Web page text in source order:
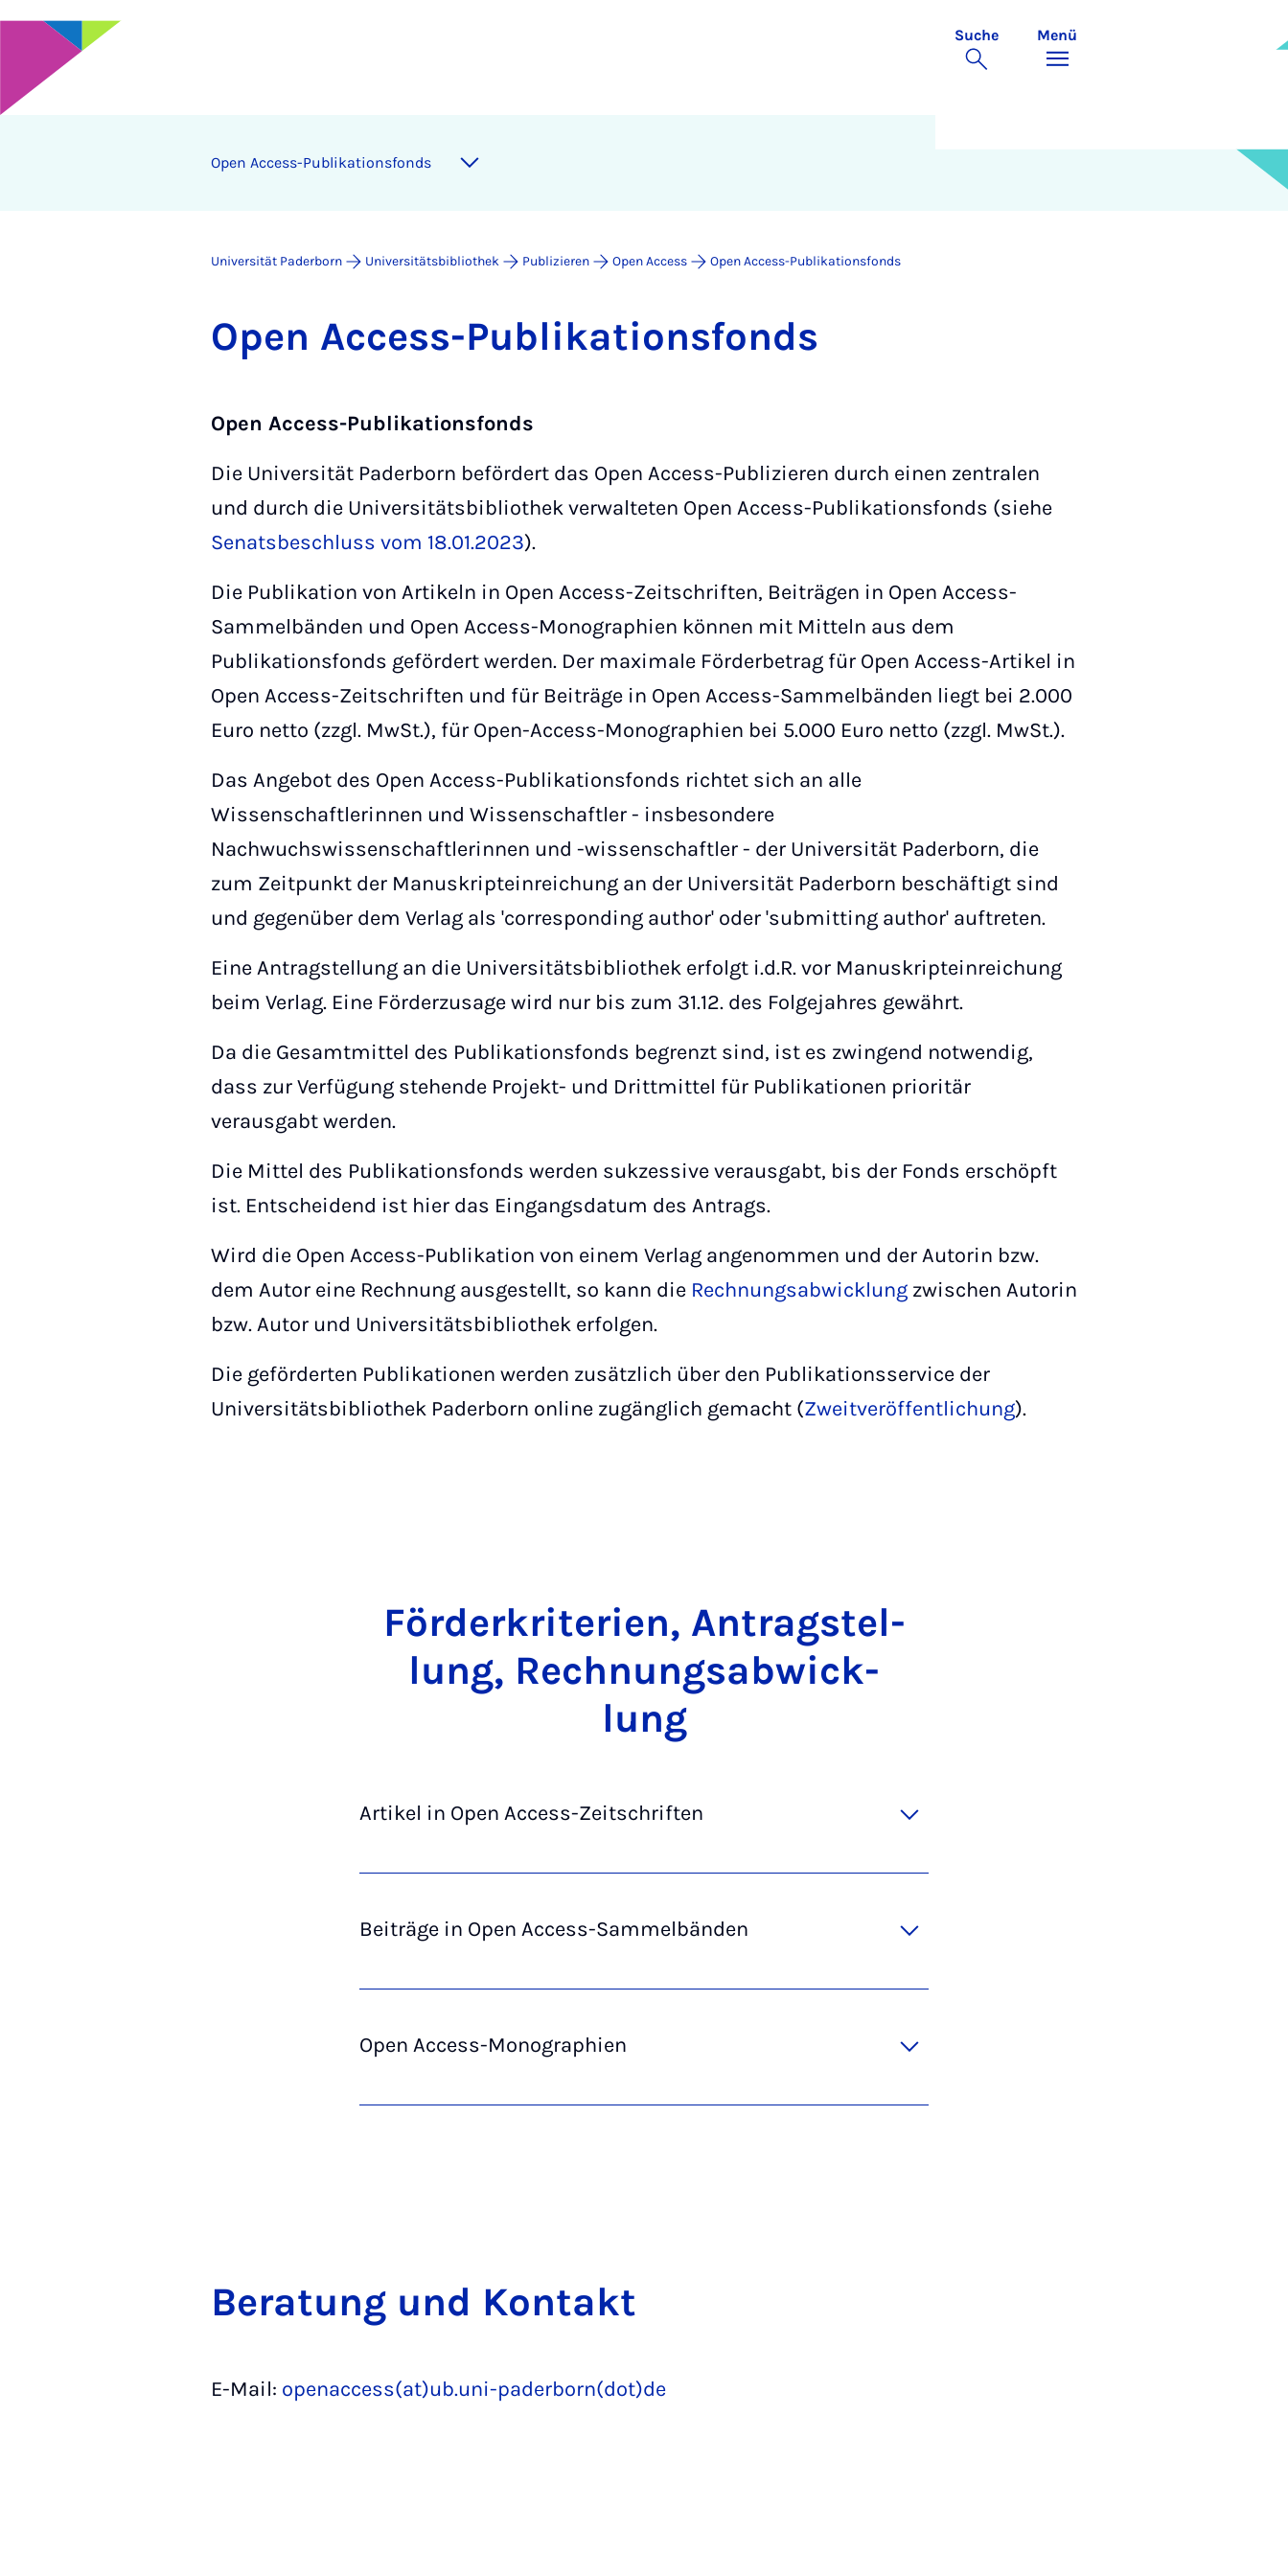
Suche Menü
Open Ac­cess-Pu­bli­ka­ti­ons­fonds
Universität Paderborn Universitätsbibliothek Publizieren Open Access Open Access-Publikationsfonds
Open Ac­cess-Pu­bli­ka­ti­ons­fonds
Open Access-Publikationsfonds
Die Universität Paderborn befördert das Open Access-Publizieren durch einen zentralen
und durch die Universitätsbibliothek verwalteten Open Access-Publikationsfonds (siehe
Senatsbeschluss vom 18.01.2023).
Die Publikation von Artikeln in Open Access-Zeitschriften, Beiträgen in Open Access-
Sammelbänden und Open Access-Monographien können mit Mitteln aus dem
Publikationsfonds gefördert werden. Der maximale Förderbetrag für Open Access-Artikel in
Open Access-Zeitschriften und für Beiträge in Open Access-Sammelbänden liegt bei 2.000
Euro netto (zzgl. MwSt.), für Open-Access-Monographien bei 5.000 Euro netto (zzgl. MwSt.).
Das Angebot des Open Access-Publikationsfonds richtet sich an alle
Wissenschaftlerinnen und Wissenschaftler - insbesondere
Nachwuchswissenschaftlerinnen und -wissenschaftler - der Universität Paderborn, die
zum Zeitpunkt der Manuskripteinreichung an der Universität Paderborn beschäftigt sind
und gegenüber dem Verlag als 'corresponding author' oder 'submitting author' auftreten.
Eine Antragstellung an die Universitätsbibliothek erfolgt i.d.R. vor Manuskripteinreichung
beim Verlag. Eine Förderzusage wird nur bis zum 31.12. des Folgejahres gewährt.
Da die Gesamtmittel des Publikationsfonds begrenzt sind, ist es zwingend notwendig,
dass zur Verfügung stehende Projekt- und Drittmittel für Publikationen prioritär
verausgabt werden.
Die Mittel des Publikationsfonds werden sukzessive verausgabt, bis der Fonds erschöpft
ist. Entscheidend ist hier das Eingangsdatum des Antrags.
Wird die Open Access-Publikation von einem Verlag angenommen und der Autorin bzw.
dem Autor eine Rechnung ausgestellt, so kann die Rechnungsabwicklung zwischen Autorin
bzw. Autor und Universitätsbibliothek erfolgen.
Die geförderten Publikationen werden zusätzlich über den Publikationsservice der
Universitätsbibliothek Paderborn online zugänglich gemacht (Zweitveröffentlichung).
För­der­kri­te­ri­en, An­trag­stel­
lung, Rech­nungs­ab­wick­
lung
Artikel in Open Access-Zeitschriften
Beiträge in Open Access-Sammelbänden
Open Access-Monographien
Be­ra­tung und Kon­takt
E-Mail: openaccess(at)ub.uni-paderborn(dot)de